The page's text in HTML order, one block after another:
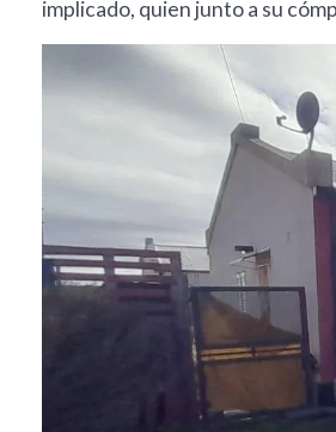
implicado, quien junto a su